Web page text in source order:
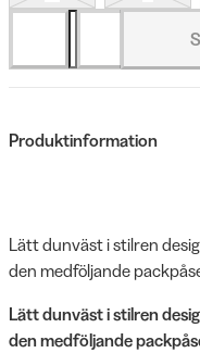
Produktinformation
Lätt dunväst i stilren
den medföljande
Lätt dunväst i stilren
den medföljande